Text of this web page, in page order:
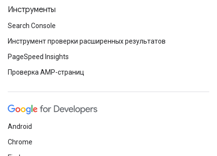
Инструменты
Search Console
Инструмент проверки расширенных результатов
PageSpeed Insights
Проверка AMP-страниц
Android
Chrome